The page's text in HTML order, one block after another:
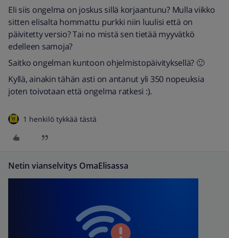
Eli siis ongelma on joskus sillä korjaantunu? Mulla viikko
sitten elisalta hommattu purkki niin luulisi että on
päivitetty versio? Tai no mistä sen tietää myyvätkö
edelleen samoja?
Saitko ongelman kuntoon ohjelmistopäivityksellä? 🙂
Kyllä, ainakin tähän asti on antanut yli 350 nopeuksia
joten toivotaan että ongelma ratkesi :).
1 henkilö tykkää tästä
Netin vianselvitys OmaElisassa